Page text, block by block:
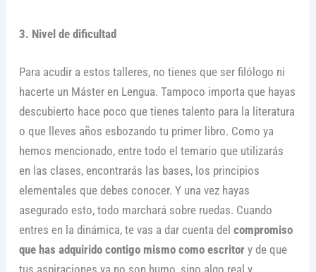
3. Nivel de dificultad
Para acudir a estos talleres, no tienes que ser filólogo ni
hacerte un Máster en Lengua. Tampoco importa que hayas
descubierto hace poco que tienes talento para la literatura
o que lleves años esbozando tu primer libro. Como ya
hemos mencionado, entre todo el temario que utilizarás
en las clases, encontrarás las bases, los principios
elementales que debes conocer. Y una vez hayas
asegurado esto, todo marchará sobre ruedas. Cuando
entres en la dinámica, te vas a dar cuenta del compromiso
que has adquirido contigo mismo como escritory de que
tus aspiraciones ya no son humo, sino algo real y